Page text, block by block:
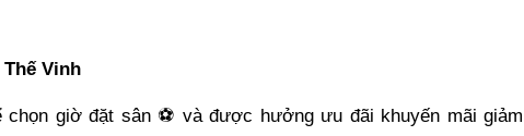
Vinh
chọn giờ đặt sân ⚽️ và được hưởng ưu đãi khuyến mãi giảm